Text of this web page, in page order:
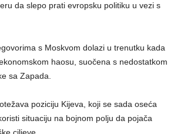
da slepo prati evropsku politiku u vezi s
s Moskvom dolazi u trenutku kada
haosu, suočena s nedostatkom
sa Zapada.
poziciju Kijeva, koji se sada oseća
situaciju na bojnom polju da pojača